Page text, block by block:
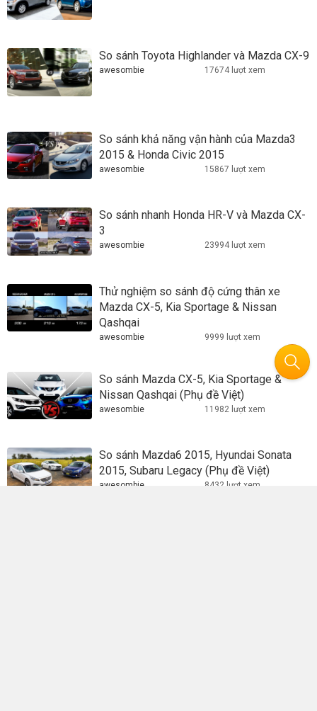
So sánh Toyota Highlander và Mazda CX-9
awesombie 17674 lượt xem
So sánh khả năng vận hành của Mazda3
2015 & Honda Civic 2015
awesombie 15867 lượt xem
So sánh nhanh Honda HR-V và Mazda CX-
3
awesombie 23994 lượt xem
Thử nghiệm so sánh độ cứng thân xe
Mazda CX-5, Kia Sportage & Nissan
Qashqai
awesombie 9999 lượt xem
So sánh Mazda CX-5, Kia Sportage &
Nissan Qashqai (Phụ đề Việt)
awesombie 11982 lượt xem
So sánh Mazda6 2015, Hyundai Sonata
2015, Subaru Legacy (Phụ đề Việt)
awesombie 8432 lượt xem